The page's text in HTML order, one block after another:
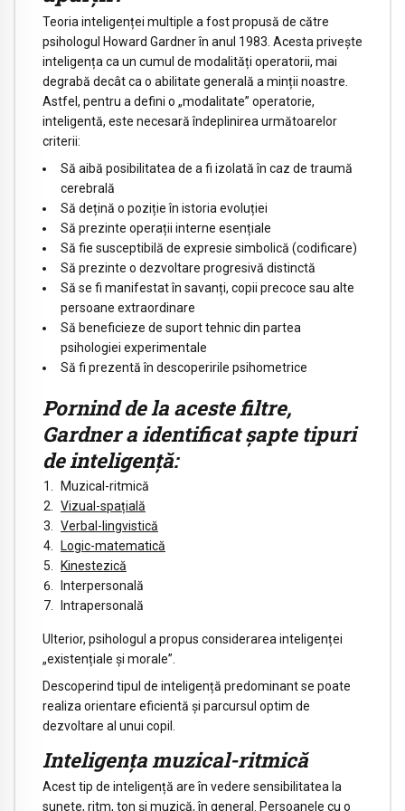
Teoria inteligenței multiple a fost propusă de către
psihologul Howard Gardner în anul 1983. Acesta privește
inteligența ca un cumul de modalități operatorii, mai
degrabă decât ca o abilitate generală a minții noastre.
Astfel, pentru a defini o „modalitate” operatorie,
inteligentă, este necesară îndeplinirea următoarelor
criterii:
Să aibă posibilitatea de a fi izolată în caz de traumă
cerebrală
Să dețină o poziție în istoria evoluției
Să prezinte operații interne esențiale
Să fie susceptibilă de expresie simbolică (codificare)
Să prezinte o dezvoltare progresivă distinctă
Să se fi manifestat în savanți, copii precoce sau alte
persoane extraordinare
Să beneficieze de suport tehnic din partea
psihologiei experimentale
Să fi prezentă în descoperirile psihometrice
Pornind de la aceste filtre,
Gardner a identificat șapte tipuri
de inteligență:
Muzical-ritmică
Vizual-spațială
Verbal-lingvistică
Logic-matematică
Kinestezică
Interpersonală
Intrapersonală
Ulterior, psihologul a propus considerarea inteligenței
„existențiale și morale”.
Descoperind tipul de inteligență predominant se poate
realiza orientare eficientă și parcursul optim de
dezvoltare al unui copil.
Inteligența muzical-ritmică
Acest tip de inteligență are în vedere sensibilitatea la
sunete, ritm, ton și muzică, în general. Persoanele cu o